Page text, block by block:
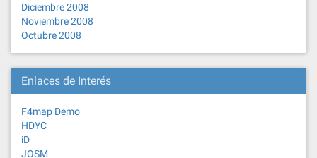
Diciembre 2008
Noviembre 2008
Octubre 2008
Enlaces de Interés
F4map Demo
HDYC
iD
JOSM